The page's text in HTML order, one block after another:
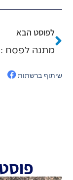
לפוסט הבא
שיתוף ברשתות